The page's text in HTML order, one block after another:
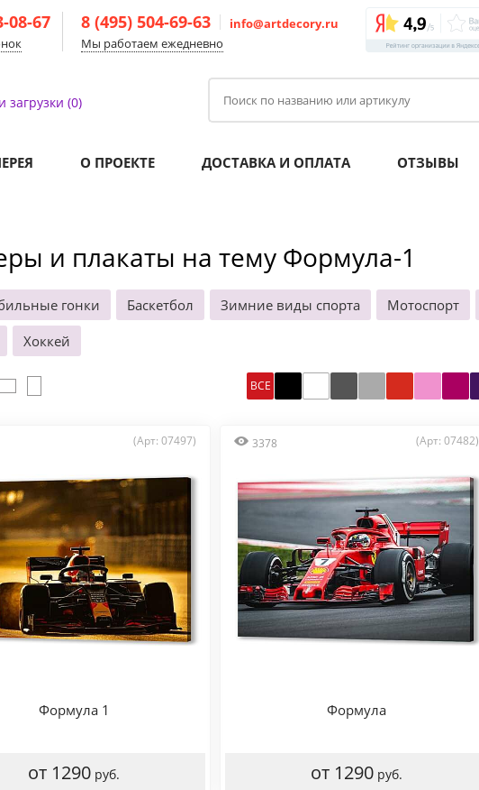
08-67 8 (495) 504-69-63
info@artdecory.ru
Мы работаем ежедневно
загрузки (0)
О ПРОЕКТЕ ДОСТАВКА И ОПЛАТА ОТЗЫВЫ
и плакаты на тему Формула-1
гонки Баскетбол Зимние виды спорта Мотоспорт
Хоккей
ВСЕ
(Арт: 07497)
Формула 1
от 1290 руб.
3378 (Арт: 07482)
Формула
от 1290 руб.